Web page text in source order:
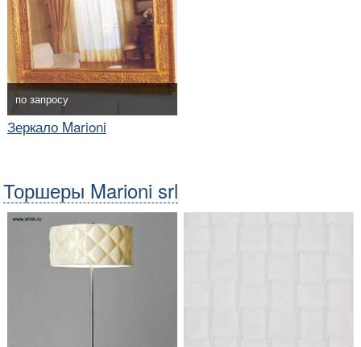
по запросу
Зеркало Marioni
Торшеры Marioni srl